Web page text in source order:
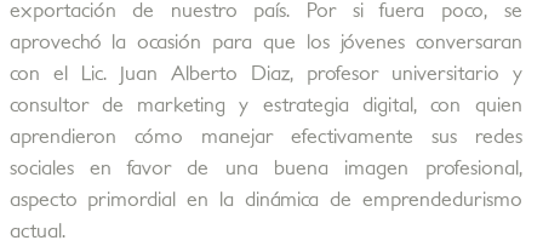
exportación de nuestro país. Por si fuera poco, se
aprovechó la ocasión para que los jóvenes conversaran
con el Lic. Juan Alberto Diaz, profesor universitario y
consultor de marketing y estrategia digital, con quien
aprendieron cómo manejar efectivamente sus redes
sociales en favor de una buena imagen profesional,
aspecto primordial en la dinámica de emprendedurismo
actual.